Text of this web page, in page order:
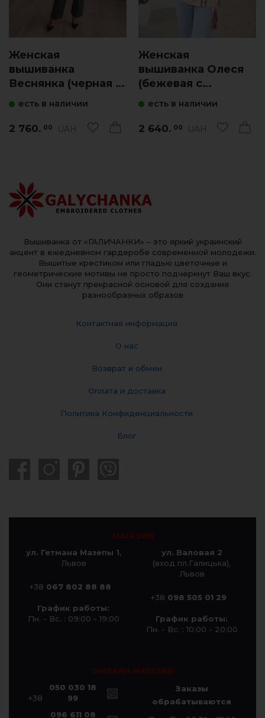
Женская
вышиванка
Веснянка (черная с
есть в наличии
2 760. 00 UAH
Женская
вышиванка Олеся
(бежевая с
есть в наличии
2 640. 00 UAH
Вышиванка от «ГАЛИЧАНКИ» – это яркий украинский
акцент в ежедневном гардеробе современной молодежи.
Вышитые крестиком или гладью цветочные и
геометрические мотивы не просто подчеркнут Ваш вкус.
Они станут прекрасной основой для создания
разнообразных образов
Контактная информация
О нас
Возврат и обмен
Оплата и доставка
Политика Конфиденциальности
Блог
МАГАЗИН
ул. Гетмана Мазепы 1,
Львов
+38 067 802 88 88
График работы:
Пн. - Вс. : 09:00 - 19:00
ул. Валовая 2
(вход пл.Галицька),
Львов
+38 098 505 01 29
График работы:
Пн. - Вс. : 10:00 - 20:00
ОНЛАЙН МАГАЗИН
+38
050 030 18
99
096 611 08
Заказы
обрабатываются